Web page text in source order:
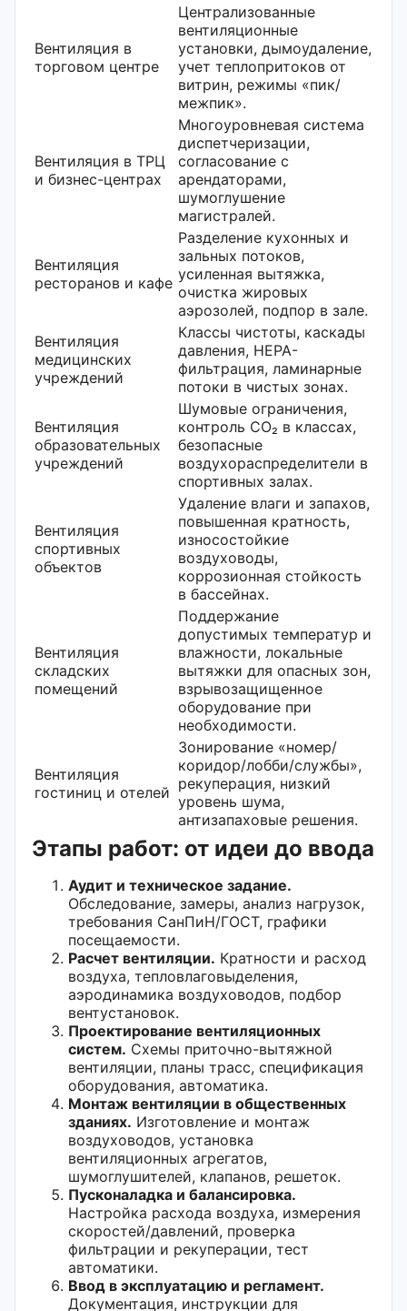
Вентиляция в
торговом центре
Централизованные
вентиляционные
установки, дымоудаление,
учет теплопритоков от
витрин, режимы «пик/
межпик».
Вентиляция в ТРЦ
и бизнес-центрах
Многоуровневая система
диспетчеризации,
согласование с
арендаторами,
шумоглушение
магистралей.
Вентиляция
ресторанов и кафе
Разделение кухонных и
зальных потоков,
усиленная вытяжка,
очистка жировых
аэрозолей, подпор в зале.
Вентиляция
медицинских
учреждений
Классы чистоты, каскады
давления, HEPA-
фильтрация, ламинарные
потоки в чистых зонах.
Вентиляция
образовательных
учреждений
Шумовые ограничения,
контроль CO₂ в классах,
безопасные
воздухораспределители в
спортивных залах.
Вентиляция
спортивных
объектов
Удаление влаги и запахов,
повышенная кратность,
износостойкие
воздуховоды,
коррозионная стойкость
в бассейнах.
Вентиляция
складских
помещений
Поддержание
допустимых температур и
влажности, локальные
вытяжки для опасных зон,
взрывозащищенное
оборудование при
необходимости.
Вентиляция
гостиниц и отелей
Зонирование «номер/
коридор/лобби/службы»,
рекуперация, низкий
уровень шума,
антизапаховые решения.
Этапы работ: от идеи до ввода
Аудит и техническое задание.
Обследование, замеры, анализ нагрузок,
требования СанПиН/ГОСТ, графики
посещаемости.
Расчет вентиляции. Кратности и расход
воздуха, тепловлаговыделения,
аэродинамика воздуховодов, подбор
вентустановок.
Проектирование вентиляционных
систем. Схемы приточно-вытяжной
вентиляции, планы трасс, спецификация
оборудования, автоматика.
Монтаж вентиляции в общественных
зданиях. Изготовление и монтаж
воздуховодов, установка
вентиляционных агрегатов,
шумоглушителей, клапанов, решеток.
Пусконаладка и балансировка.
Настройка расхода воздуха, измерения
скоростей/давлений, проверка
фильтрации и рекуперации, тест
автоматики.
Ввод в эксплуатацию и регламент.
Документация, инструкции для